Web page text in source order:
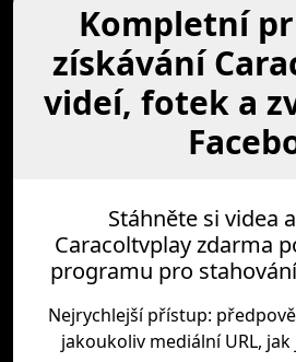
Kompletní
získávání
videí, fotek a
Stáhněte si videa
Caracoltvplay zdarma
programu pro
Nejrychlejší přístup:
jakoukoliv mediální URL,